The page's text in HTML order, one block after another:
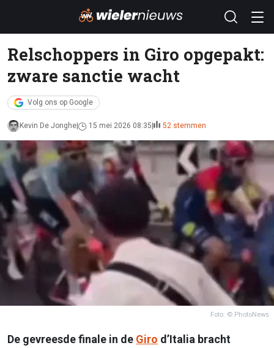
Relschoppers in Giro opgepakt:
zware sanctie wacht
Volg ons op Google
Kevin De Jonghe 15 mei 2026 08:35 52 stemmen
Foto: © PhotoNews
De gevreesde finale in de Giro d’Italia bracht